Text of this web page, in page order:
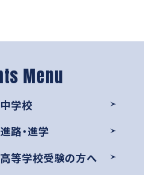
中学校
進路・進学
高等学校受験の方へ